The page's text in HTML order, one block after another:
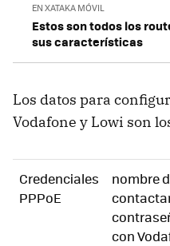
EN XATAKA MÓVIL
Estos son todos los
sus características
Los datos para
Vodafone y Lowi son
Credenciales
PPPoE
nombre
con